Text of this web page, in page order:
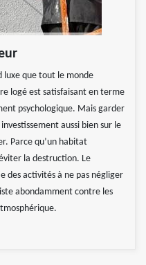
luxe que tout le monde
logé est satisfaisant en terme
psychologique. Mais garder
aussi bien sur le
Parce qu’un habitat
la destruction. Le
des activités à ne pas négliger
abondamment contre les